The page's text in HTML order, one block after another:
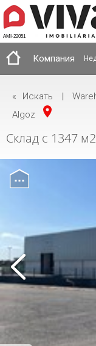
AMI-22051
Компания
« Искать |
Algoz
Склад с 1347